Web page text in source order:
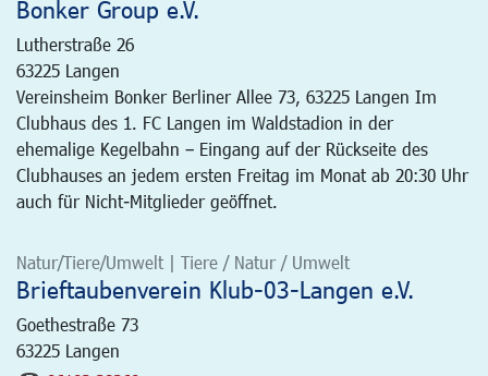
Bonker Group e.V.
Lutherstraße 26
63225 Langen
Vereinsheim Bonker Berliner Allee 73, 63225 Langen Im
Clubhaus des 1. FC Langen im Waldstadion in der
ehemalige Kegelbahn – Eingang auf der Rückseite des
Clubhauses an jedem ersten Freitag im Monat ab 20:30 Uhr
auch für Nicht-Mitglieder geöffnet.
Natur/Tiere/Umwelt | Tiere / Natur / Umwelt
Brieftaubenverein Klub-03-Langen e.V.
Goethestraße 73
63225 Langen